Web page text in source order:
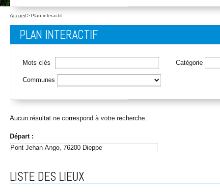
Accueil>Plan interactif
PLAN INTERACTIF
Mots clés Catégorie
Communes
Aucun résultat ne correspond à votre recherche.
Départ :
LISTE DES LIEUX